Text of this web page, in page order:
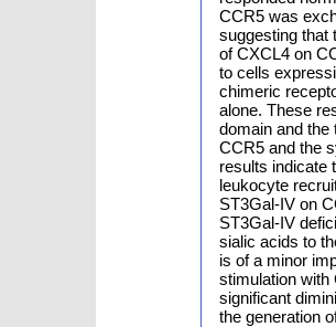
CCR5 was
suggesting that
of CXCL4 on
to cells
chimeric
alone. These
domain and the
CCR5 and the
results indicate
leukocyte
ST3Gal-IV on
ST3Gal-IV
sialic acids to
is of a minor
stimulation with
significant
the generation